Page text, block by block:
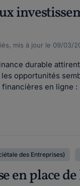
mis à jour le 09/03/
durable
opportunités
en ligne
des Entreprises)
en place